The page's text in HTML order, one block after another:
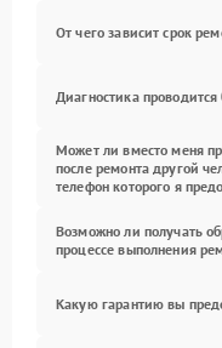
От чего зависит срок
Диагностика проводится
Может ли вместо меня
после ремонта другой
телефон которого я
Возможно ли получать
процессе выполнения
Какую гарантию вы